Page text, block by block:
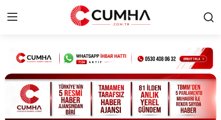
Kurumsal
Cumhurbaşkanlığı
Bakanlıklar